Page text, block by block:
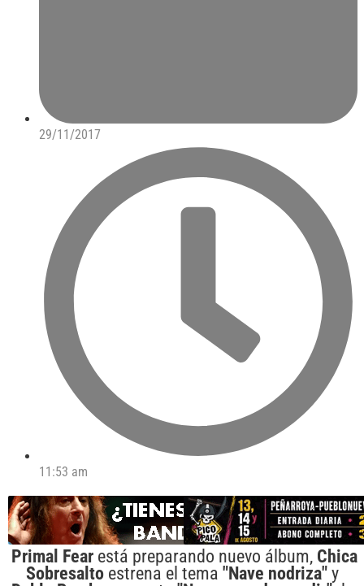
29/11/2017
11:53 am
Primal Fearestá preparando nuevo álbum, Chica
Sobresaltoestrena el tema "Nave nodriza"y